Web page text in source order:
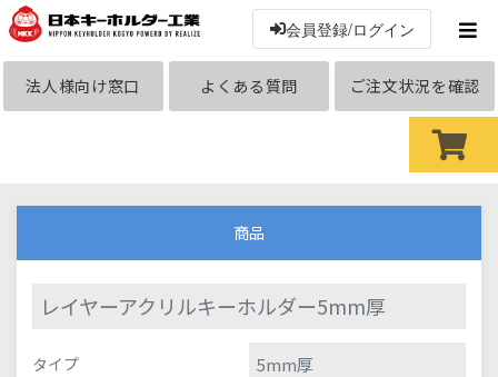
会員登録/ログイン
法人様向け窓口 よくある質問 ご注文状況を確認
商品
レイヤーアクリルキーホルダー5mm厚
タイプ 5mm厚